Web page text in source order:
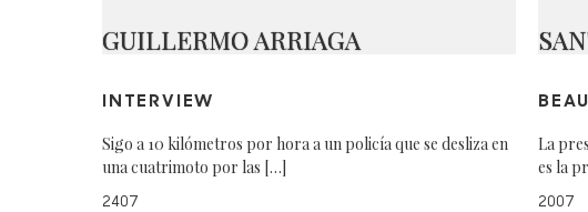
GUILLERMO ARRIAGA
INTERVIEW
Sigo a 10 kilómetros por hora a un policía que se desliza en
una cuatrimoto por las […]
2407
La
es la
2007